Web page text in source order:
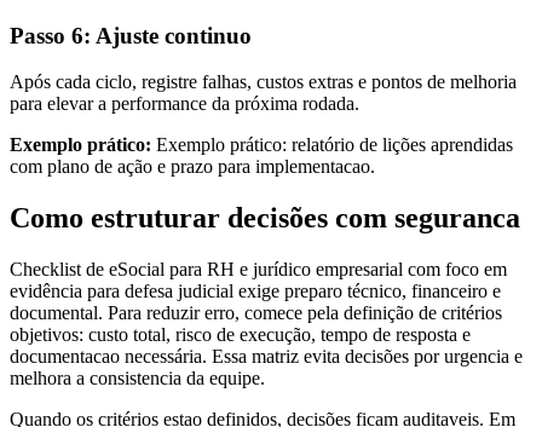
Passo 6: Ajuste continuo
Após cada ciclo, registre falhas, custos extras e pontos de melhoria
para elevar a performance da próxima rodada.
Exemplo prático: Exemplo prático: relatório de lições aprendidas
com plano de ação e prazo para implementacao.
Como estruturar decisões com seguranca
Checklist de eSocial para RH e jurídico empresarial com foco em
evidência para defesa judicial exige preparo técnico, financeiro e
documental. Para reduzir erro, comece pela definição de critérios
objetivos: custo total, risco de execução, tempo de resposta e
documentacao necessária. Essa matriz evita decisões por urgencia e
melhora a consistencia da equipe.
Quando os critérios estao definidos, decisões ficam auditaveis. Em